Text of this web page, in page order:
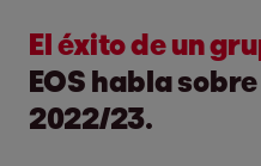
El éxito de un
EOS habla
2022/23.